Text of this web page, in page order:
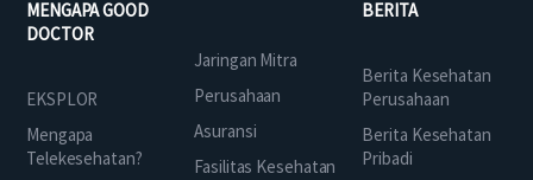
MENGAPA GOOD
DOCTOR
EKSPLOR
Mengapa
Telekesehatan?
Jaringan Mitra
Perusahaan
Asuransi
Fasilitas Kesehatan
BERITA
Berita Kesehatan
Perusahaan
Berita Kesehatan
Pribadi